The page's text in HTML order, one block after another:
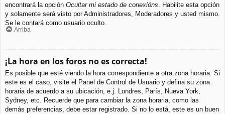
encontrará la opción Ocultar mi estado de conexións . Habilite esta opción
y solamente será visto por Administradores, Moderadores y usted mismo.
Se le contará como usuario oculto.
Arriba
¡La hora en los foros no es correcta!
Es posible que esté viendo la hora correspondiente a otra zona horaria. Si
este es el caso, visite el Panel de Control de Usuario y defina su zona
horaria de acuerdo a su ubicación, e.j. Londres, París, Nueva York,
Sydney, etc. Recuerde que para cambiar la zona horaria, como las
demás preferencias, debe estar registrado. Si no lo está, este es un buen